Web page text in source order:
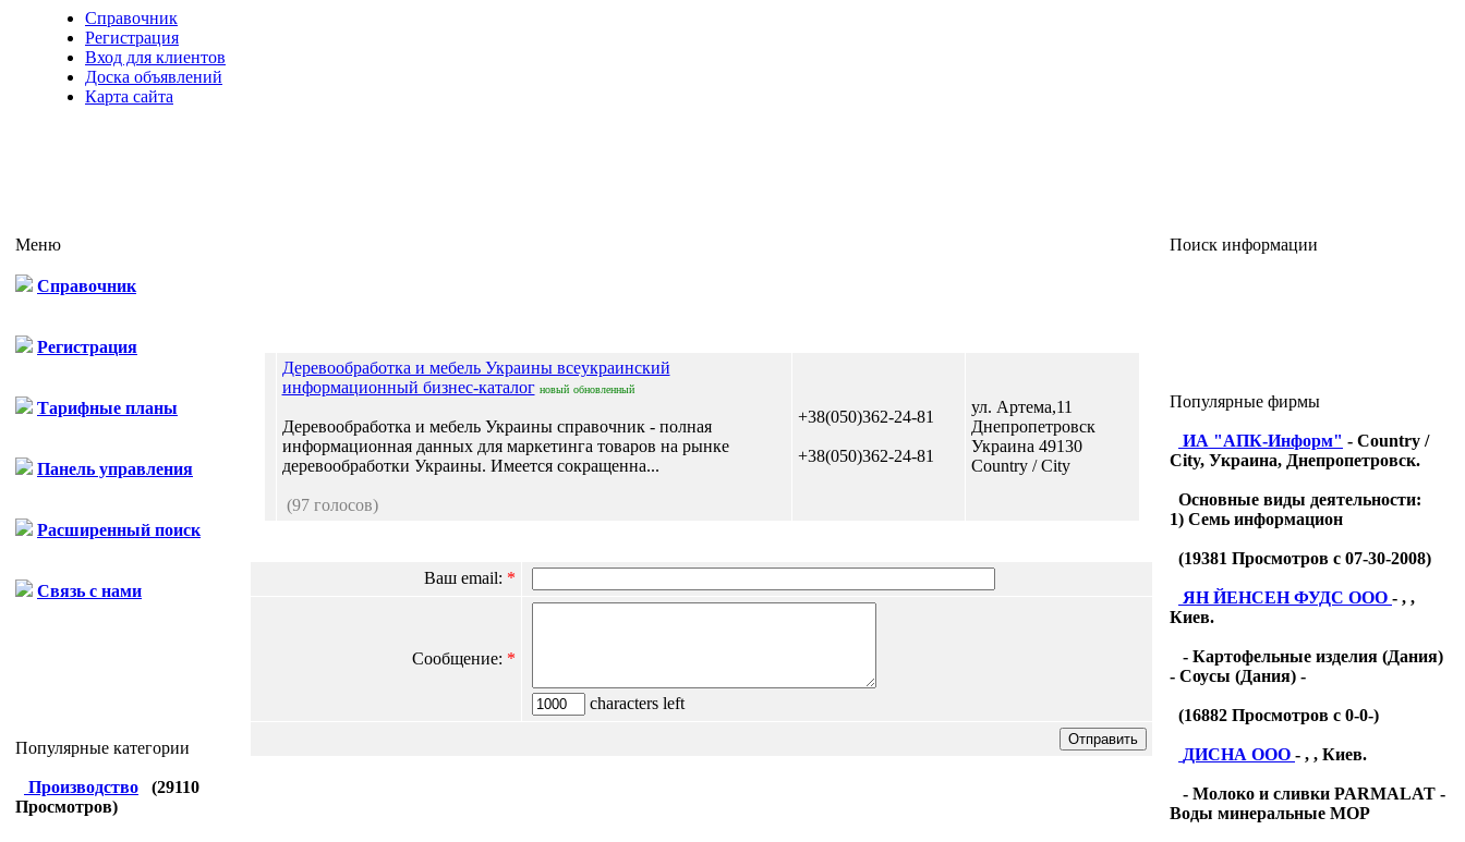
Справочник
Регистрация
Вход для клиентов
Доска объявлений
Карта сайта
Меню
Справочник
Регистрация
Тарифные планы
Панель управления
Расширенный поиск
Связь с нами
Популярные категории
Производство (29110
Просмотров)
Деревообработка и мебель Украины всеукраинский
информационный бизнес-каталог новый обновленный
Деревообработка и мебель Украины справочник - полная
информационная данных для маркетинга товаров на рынке
деревообработки Украины. Имеется сокращенна...
(97 голосов)
+38(050)362-24-81
+38(050)362-24-81
ул. Артема,11
Днепропетровск
Украина 49130
Country / City
Ваш email: *
Сообщение: *
characters left
Поиск информации
Популярные фирмы
ИА "АПК-Информ" - Country /
City, Украина, Днепропетровск.
Основные виды деятельности:
1) Семь информацион
(19381 Просмотров с 07-30-2008)
ЯН ЙЕНСЕН ФУДС ООО - , ,
Киев.
- Картофельные изделия (Дания)
- Соусы (Дания) -
(16882 Просмотров с 0-0-)
ДИСНА ООО - , , Киев.
- Молоко и сливки PARMALAT -
Воды минеральные МОР